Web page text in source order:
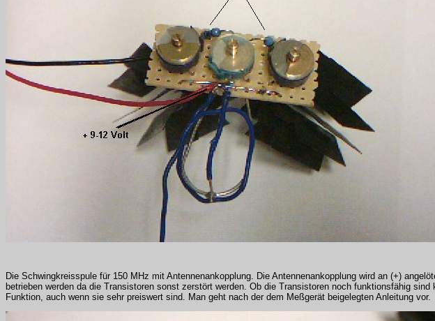
Die Schwingkreisspule für 150 MHz mit Antennenankopplung. Die Antennenankopplung wird an (+)
betrieben werden da die Transistoren sonst zerstört werden. Ob die Transistoren noch funktionsfähig
Funktion, auch wenn sie sehr preiswert sind. Man geht nach der dem Meßgerät beigelegten Anleitung vor.